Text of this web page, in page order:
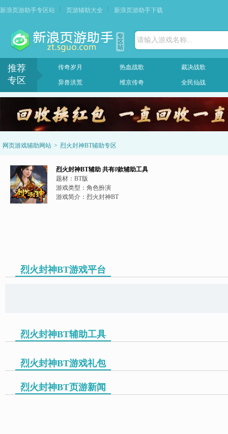
新浪页游助手专区站 页游辅助大全 新浪页游助手下载
请输入游戏名称...
推荐
专区
传奇岁月 热血战歌 裁决战歌
异兽洪荒 维京传奇 全民仙战
网页游戏辅助网站 > 烈火封神BT辅助专区
烈火封神BT辅助 共有0款辅助工具
题材： BT版
游戏类型： 角色扮演
游戏简介： 烈火封神BT
烈火封神BT游戏平台
烈火封神BT辅助工具
烈火封神BT游戏礼包
烈火封神BT页游新闻